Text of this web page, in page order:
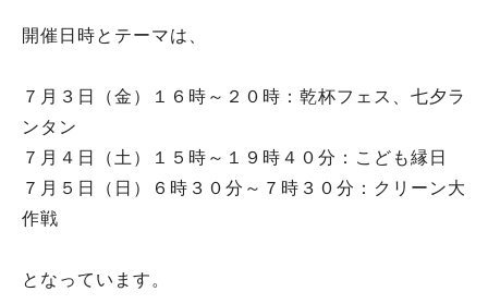
開催日時とテーマは、
７月３日（金）１６時～２０時：乾杯フェス、七夕ラ
ンタン
７月４日（土）１５時～１９時４０分：こども縁日
７月５日（日）６時３０分～７時３０分：クリーン大
作戦
となっています。